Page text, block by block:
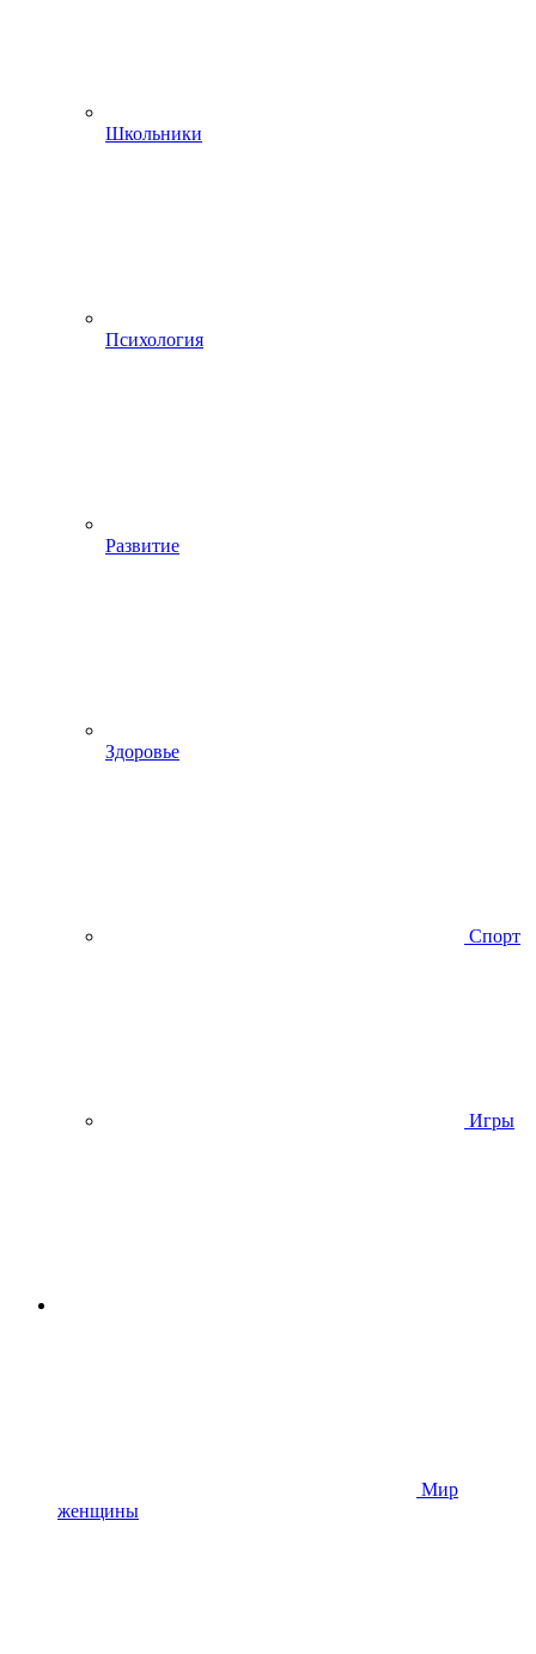
Школьники
Психология
Развитие
Здоровье
Спорт
Игры
Мир
женщины